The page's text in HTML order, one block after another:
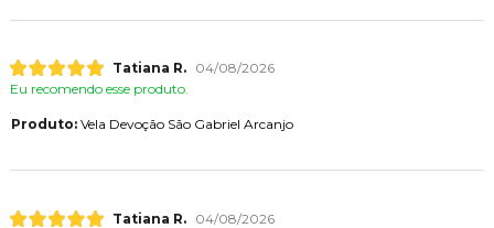
Tatiana R.
04/08/2026
Eu recomendo esse produto.
Produto:Vela Devoção São Gabriel Arcanjo
Tatiana R.
04/08/2026